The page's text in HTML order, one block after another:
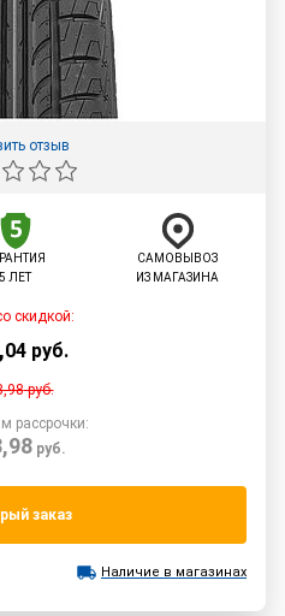
отзыв
5 ЛЕТ
САМОВЫВОЗ
ИЗ МАГАЗИНА
скидкой:
,04 руб.
руб.
рассрочки:
руб.
заказ
Наличие в магазинах